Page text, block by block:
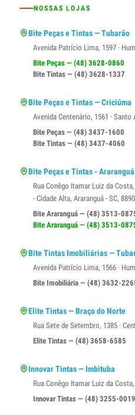
NOSSAS LOJAS
Bite Peças e Tintas — Tubarão
Avenida Patrício Lima, 1597 ·
Bite Peças — (48) 3628-0860
Bite Tintas — (48) 3628-1337
Bite Peças e Tintas — Criciúma
Avenida Centenário, 1561 ·
Bite Peças — (48) 3437-1600
Bite Tintas — (48) 3437-4060
Bite Peças e Tintas - Araranguá
Rua Conêgo Itamar Luiz da
- Cidade Alta, Araranguá - SC,
Bite Araranguá — (48) 3513-
Bite Araranguá — (48) 3513-
Bite Tintas Imobiliárias —
Avenida Patrício Lima, 1566 ·
Bite Imobiliária — (48) 3632-
Elite Tintas — Braço do Norte
Rua Sete de Setembro, 1385 ·
Elite Tintas — (48) 3658-6585
Innovar Tintas — Imbituba
Rua Conêgo Itamar Luiz da
Innovar Tintas — (48) 3255-0019